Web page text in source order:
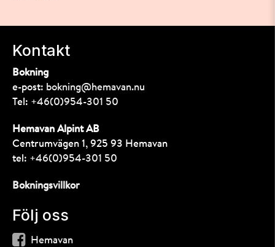
Kontakt
Bokning
e-post: bokning@hemavan.nu
Tel: +46(0)954-301 50
Hemavan Alpint AB
Centrumvägen 1, 925 93 Hemavan
tel: +46(0)954-301 50
Bokningsvillkor
Följ oss
Hemavan